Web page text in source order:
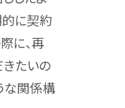
的に契約
に、再
きたいの
な関係構